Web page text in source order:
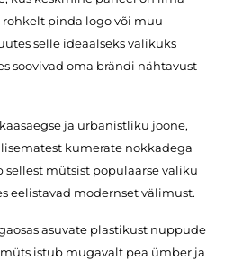
pinda logo või muu
selle ideaalseks valikuks
soovivad oma brändi nähtavust
ja urbanistliku joone,
kumerate nokkadega
sellest mütsist populaarse valiku
eelistavad modernset välimust.
asuvate plastikust nuppude
istub mugavalt pea ümber ja